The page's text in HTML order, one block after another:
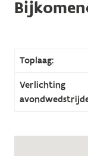
Toplaag:
Verlichting